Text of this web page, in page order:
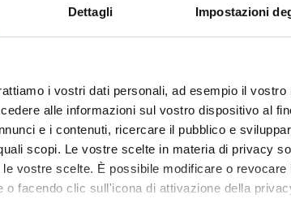
Dettagli Impostazioni
i vostri dati personali, ad esempio il
alle informazioni sul vostro dispositivo al
e i contenuti, ricercare il pubblico e
scopi. Le vostre scelte in materia di privacy
vostre scelte. È possibile modificare o
o facendo clic sull'icona di attivazione della
Syllabus: RICATENEO -
PARTICIPANTS